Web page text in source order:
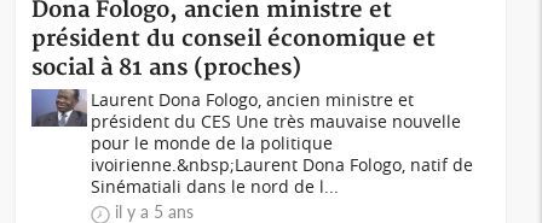
Dona Fologo, ancien ministre et
président du conseil économique et
social à 81 ans (proches)
Laurent Dona Fologo, ancien ministre et
président du CES Une très mauvaise nouvelle
pour le monde de la politique
ivoirienne.&nbsp;Laurent Dona Fologo, natif de
Sinématiali dans le nord de l...
il y a 5 ans